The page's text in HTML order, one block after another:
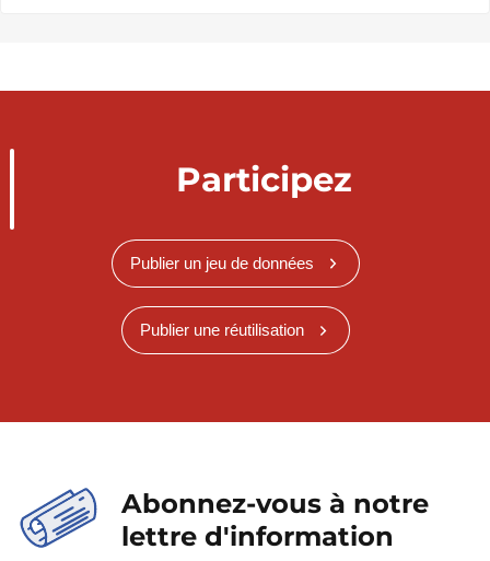
Participez
Publier un jeu de données
Publier une réutilisation
Abonnez-vous à notre
lettre d'information